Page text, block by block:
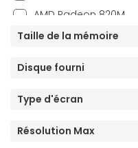
AMD Radeon 820M
AMD Radeon 840M
AMD Radeon Graphics
Intel Arc B390
Taille de la mémoire
Disque fourni
Type d'écran
Résolution Max